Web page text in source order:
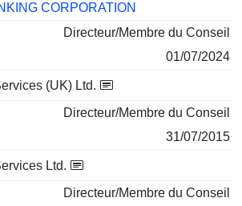
CORPORATION
Directeur/Membre du Conseil
01/07/2024
(UK) Ltd.
Directeur/Membre du Conseil
31/07/2015
Ltd.
Directeur/Membre du Conseil